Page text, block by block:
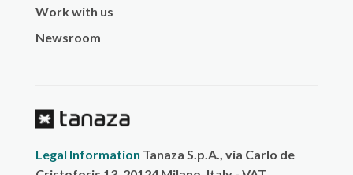
Work with us
Newsroom
Legal Information Tanaza S.p.A., via Carlo de